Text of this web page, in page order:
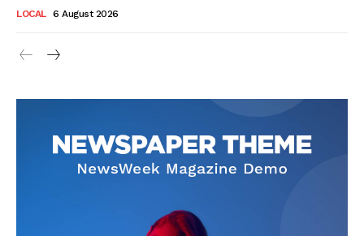
LOCAL 6 August 2026